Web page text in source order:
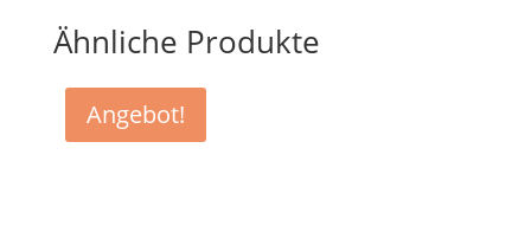
Ähnliche Produkte
Angebot!